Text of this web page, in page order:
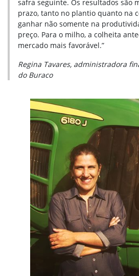
safra seguinte. Os resultados são
prazo, tanto no plantio quanto na
ganhar não somente na
preço. Para o milho, a colheita
mercado mais favorável.”
Regina Tavares, administradora
do Buraco